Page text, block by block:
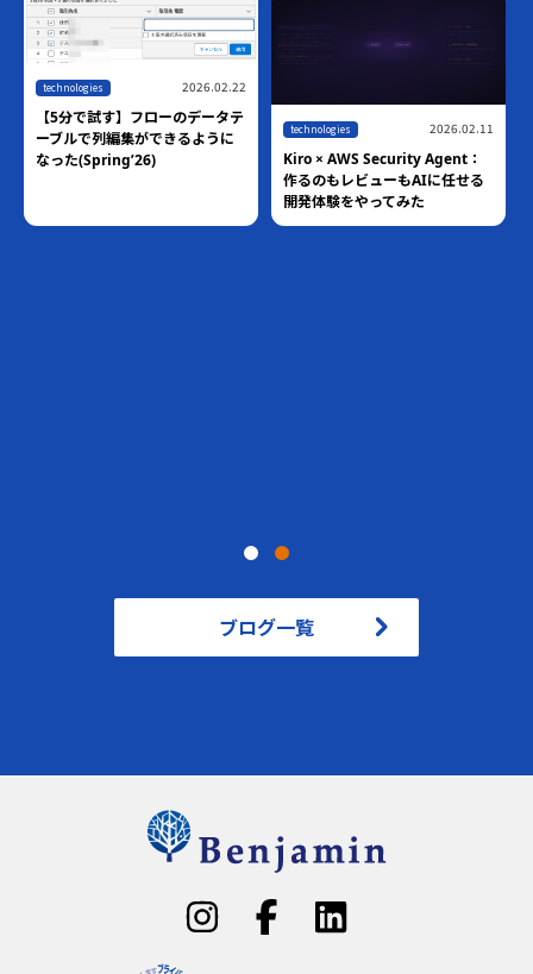
technologies
【10分で試す】Claudeから
Salesforce Hosted MCP
Serverに接続する
ブログ一覧